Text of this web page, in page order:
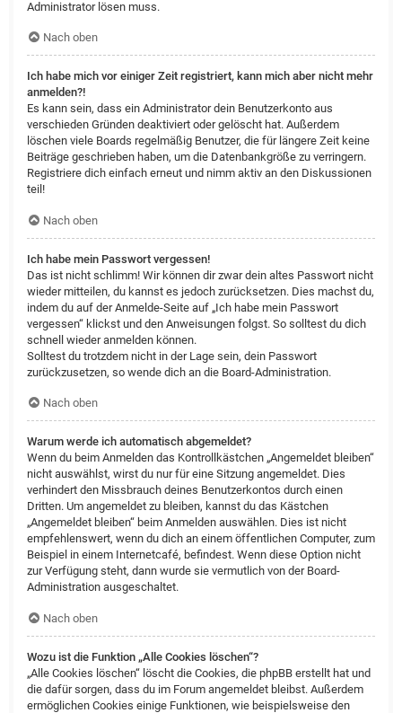
Administrator lösen muss.
Nach oben
Ich habe mich vor einiger Zeit registriert, kann mich aber nicht mehr
anmelden?!
Es kann sein, dass ein Administrator dein Benutzerkonto aus
verschieden Gründen deaktiviert oder gelöscht hat. Außerdem
löschen viele Boards regelmäßig Benutzer, die für längere Zeit keine
Beiträge geschrieben haben, um die Datenbankgröße zu verringern.
Registriere dich einfach erneut und nimm aktiv an den Diskussionen
teil!
Nach oben
Ich habe mein Passwort vergessen!
Das ist nicht schlimm! Wir können dir zwar dein altes Passwort nicht
wieder mitteilen, du kannst es jedoch zurücksetzen. Dies machst du,
indem du auf der Anmelde-Seite auf „Ich habe mein Passwort
vergessen“ klickst und den Anweisungen folgst. So solltest du dich
schnell wieder anmelden können.
Solltest du trotzdem nicht in der Lage sein, dein Passwort
zurückzusetzen, so wende dich an die Board-Administration.
Nach oben
Warum werde ich automatisch abgemeldet?
Wenn du beim Anmelden das Kontrollkästchen „Angemeldet bleiben“
nicht auswählst, wirst du nur für eine Sitzung angemeldet. Dies
verhindert den Missbrauch deines Benutzerkontos durch einen
Dritten. Um angemeldet zu bleiben, kannst du das Kästchen
„Angemeldet bleiben“ beim Anmelden auswählen. Dies ist nicht
empfehlenswert, wenn du dich an einem öffentlichen Computer, zum
Beispiel in einem Internetcafé, befindest. Wenn diese Option nicht
zur Verfügung steht, dann wurde sie vermutlich von der Board-
Administration ausgeschaltet.
Nach oben
Wozu ist die Funktion „Alle Cookies löschen“?
„Alle Cookies löschen“ löscht die Cookies, die phpBB erstellt hat und
die dafür sorgen, dass du im Forum angemeldet bleibst. Außerdem
ermöglichen Cookies einige Funktionen, wie beispielsweise den